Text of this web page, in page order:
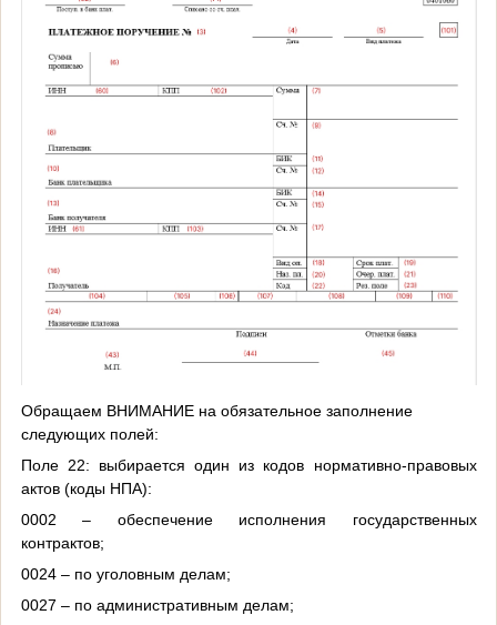
Обращаем ВНИМАНИЕ на обязательное заполнение
следующих полей:
Поле 22: выбирается один из кодов нормативно-правовых
актов (коды НПА):
0002 – обеспечение исполнения государственных
контрактов;
0024 – по уголовным делам;
0027 – по административным делам;